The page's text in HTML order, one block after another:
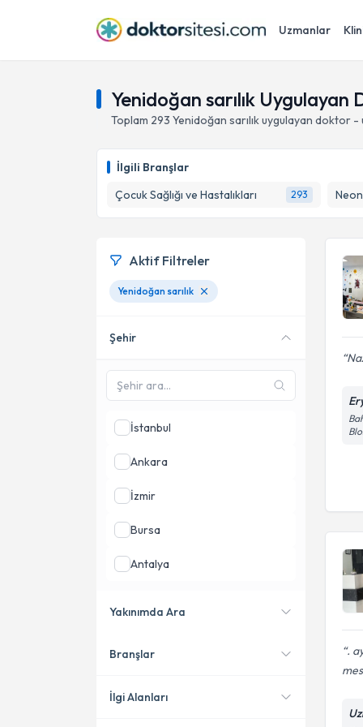
Uzmanlar
Yenidoğan sarılık
Toplam 293 Yenidoğan sarılıkuygulayan doktor -
İlgili Branşlar
Çocuk Sağlığı ve Hastalıkları
293
.
Aktif Filtreler
Yenidoğan sarılık
Şehir
İstanbul
Ankara
İzmir
Bursa
Antalya
Yakınımda Ara
Konumuma yakın uzmanları
Branşlar
İlgi Alanları